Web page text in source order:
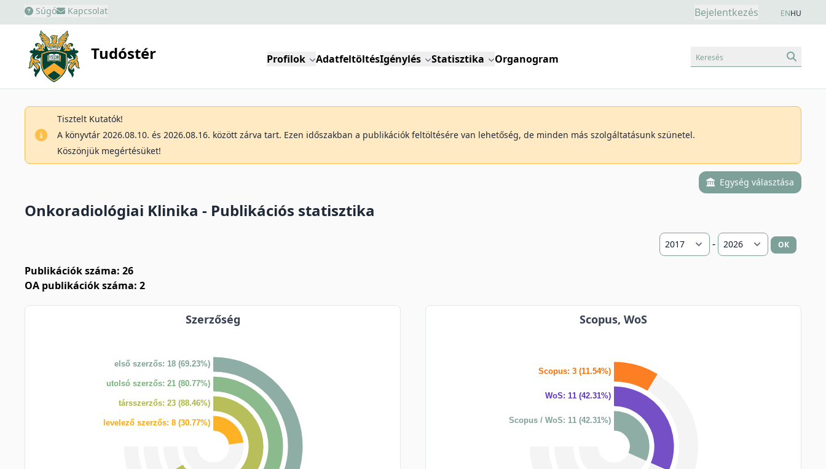
Súgó Kapcsolat Bejelentkezés ENHU
Tudóstér Profilok AdatfeltöltésIgénylés Statisztika Organogram Keresés
Tisztelt Kutatók!
A könyvtár 2026.08.10. és 2026.08.16. között zárva tart. Ezen időszakban a publikációk feltöltésére van lehetőség, de minden más szolgáltatásunk szünetel.
Köszönjük megértésüket!
Egység választása
Onkoradiológiai Klinika - Publikációs statisztika
- OK
Publikációk száma: 26
OA publikációk száma: 2
Szerzőség
első szerzős: 18 (69.23%)
utolsó szerzős: 21 (80.77%)
társszerzős: 23 (88.46%)
levelező szerzős: 8 (30.77%)
Scopus, WoS
Scopus: 3 (11.54%)
WoS: 11 (42.31%)
Scopus / WoS: 11 (42.31%)